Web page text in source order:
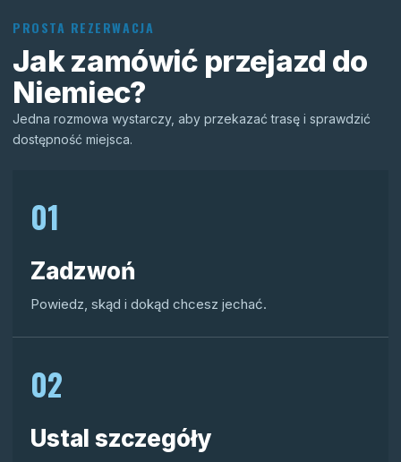
PROSTA REZERWACJA
Jak zamówić przejazd do
Niemiec?
Jedna rozmowa wystarczy, aby przekazać trasę i sprawdzić
dostępność miejsca.
01
Zadzwoń
Powiedz, skąd i dokąd chcesz jechać.
02
Ustal szczegóły